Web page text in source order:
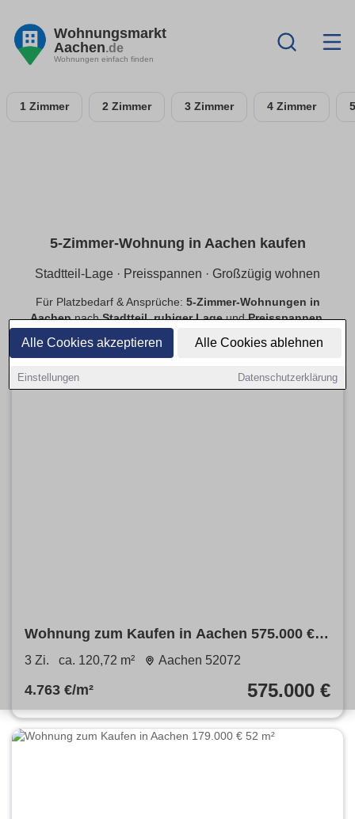
Alle Cookies akzeptieren Alle Cookies ablehnen
Einstellungen Datenschutzerklärung
Wohnungsmarkt
Aachen.de
Wohnungen einfach finden
1 Zimmer 2 Zimmer 3 Zimmer 4 Zimmer
5-Zimmer-Wohnung in Aachen kaufen
Stadtteil-Lage · Preisspannen · Großzügig wohnen
Für Platzbedarf & Ansprüche: 5-Zimmer-Wohnungen in
AachennachStadtteil,ruhiger LageundPreisspannen.
Angebote mit passender Ausstattung.
Wohnung zum Kaufen in Aachen 575.000 €
120.72 m²
3 Zi. ca. 120,72 m² Aachen 52072
4.763 €/m² 575.000 €